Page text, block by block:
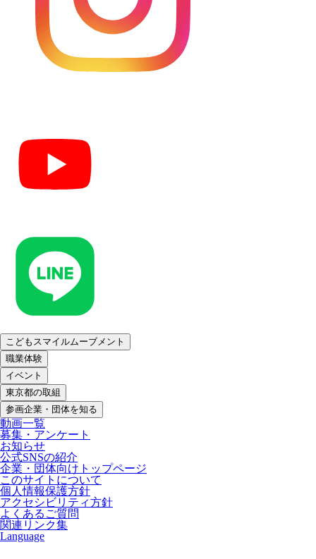
こどもスマイルムーブメント
職業体験
イベント
東京都の取組
参画企業・団体を知る
動画一覧
募集・アンケート
お知らせ
公式SNSの紹介
企業・団体向けトップページ
このサイトについて
個人情報保護方針
アクセシビリティ方針
よくあるご質問
関連リンク集
Language